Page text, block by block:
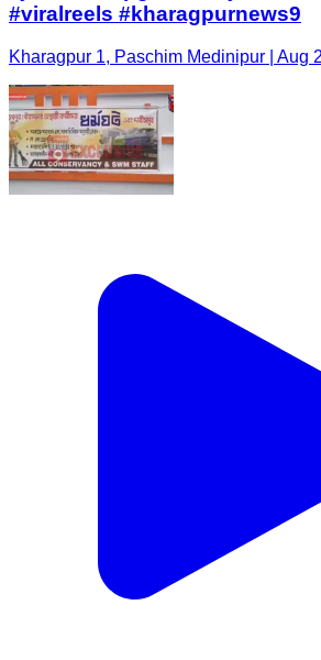
#viralreels #kharagpurnews9
Kharagpur 1, Paschim Medinipur | Aug